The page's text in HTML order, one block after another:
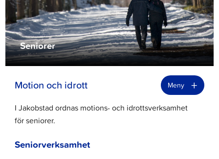
Seniorer
Motion och idrott Meny +
I Jakobstad ordnas motions- och idrottsverksamhet
för seniorer.
Seniorverksamhet